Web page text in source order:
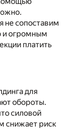
не сопоставим
и огромным
платить
для
обороты.
силовой
снижает риск